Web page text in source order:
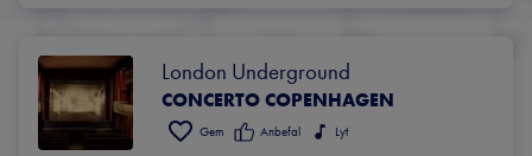
London Underground
CONCERTO COPENHAGEN
Gem Anbefal Lyt